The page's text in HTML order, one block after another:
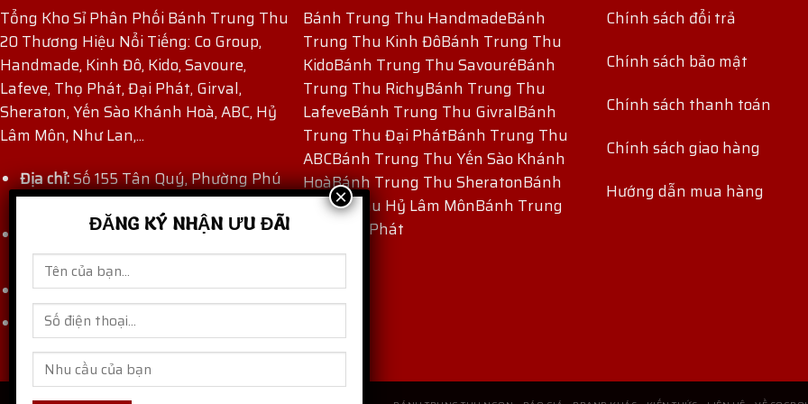
Tổng Kho Sỉ Phân Phối Bánh Trung Thu
20 Thương Hiệu Nổi Tiếng: Co Group,
Handmade, Kinh Đô, Kido, Savoure,
Lafeve, Thọ Phát, Đại Phát, Girval,
Sheraton, Yến Sào Khánh Hoà, ABC, Hỷ
Lâm Môn, Như Lan,...
Địa chỉ:Số 155 Tân Quý, Phường Phú
Thọ Hòa, TP Hồ Chí Minh, Việt Nam.
(+84) 909 171 971-(+84) 862
871 872
Email:thaocogroup@gmail.com
Website:banhtrungthungon.com
Bánh Trung Thu HandmadeBánh
Trung Thu Kinh ĐôBánh Trung Thu
KidoBánh Trung Thu SavouréBánh
Trung Thu RichyBánh Trung Thu
LafeveBánh Trung Thu GivralBánh
Trung Thu Đại PhátBánh Trung Thu
ABCBánh Trung Thu Yến Sào Khánh
HoàBánh Trung Thu SheratonBánh
Trung Thu Hỷ Lâm MônBánh Trung
Thu Thọ Phát
Chính sách đổi trả
Chính sách bảo mật
Chính sách thanh toán
Chính sách giao hàng
Hướng dẫn mua hàng
ĐĂNG KÝ NHẬN ƯU ĐÃI